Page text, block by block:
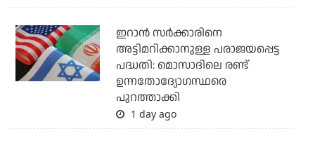
ഇറാന്‍ സര്‍ക്കാരിനെ
അട്ടിമറിക്കാനുള്ള പരാജയപ്പെട്ട
പദ്ധതി: മൊസാദിലെ രണ്ട്
ഉന്നതോദ്യോഗസ്ഥരെ
പുറത്താക്കി
1 day ago